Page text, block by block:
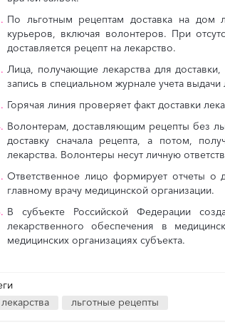
По льготным рецептам доставка на дом
курьеров, включая волонтеров. При
доставляется рецепт на лекарство.
Лица, получающие лекарства для
запись в специальном журнале учета
Горячая линия проверяет факт доставки
Волонтерам, доставляющим рецепты без
доставку сначала рецепта, а потом,
лекарства. Волонтеры несут личную
Ответственное лицо формирует отчеты о
главному врачу медицинской организации.
В субъекте Российской Федерации
лекарственного обеспечения в
медицинских организациях субъекта.
лекарства
льготные рецепты